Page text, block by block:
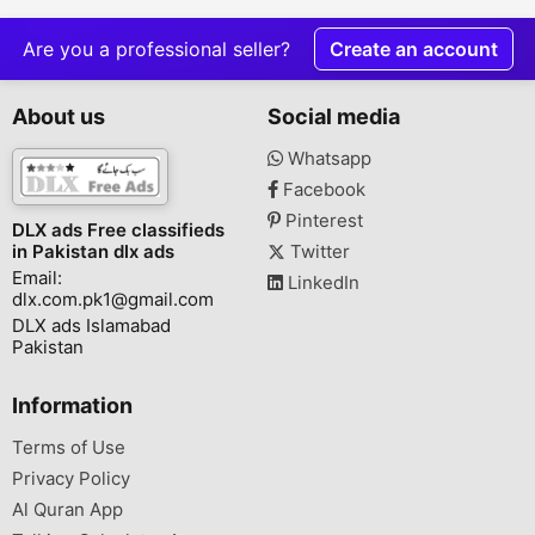
Are you a professional seller? Create an account
About us
DLX ads Free classifieds
in Pakistan dlx ads
Email:
dlx.com.pk1@gmail.com
DLX ads Islamabad
Pakistan
Social media
Whatsapp
Facebook
Pinterest
Twitter
LinkedIn
Information
Terms of Use
Privacy Policy
Al Quran App